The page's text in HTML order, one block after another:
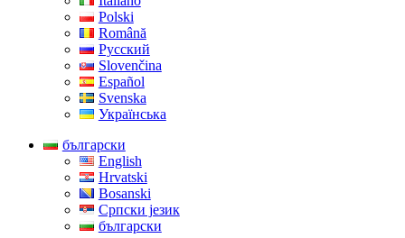
Polski
Română
Русский
Slovenčina
Español
Svenska
Українська
български
English
Hrvatski
Bosanski
Српски језик
български